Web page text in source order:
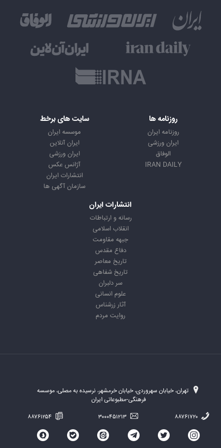
روزنامه ها
روزنامه ایران
ایران ورزشی
الوفاق
IRAN DAILY
سایت های برخط
موسسه ایران
ایران آنلاین
ایران ورزشی
آژانس عکس
انتشارات ایران
سازمان آگهی ها
انتشارات ایران
رسانه و ارتباطات
انقلاب اسلامی
جبهه مقاومت
دفاع مقدس
تاریخ معاصر
تاریخ شفاهی
سر دلبران
علوم انسانی
آثار زرشناس
روایت مردم
تهران، خیابان سهروردی، خیابان خرمشهر، نرسیده به مصلی، موسسه
فرهنگی-مطبوعاتی ایران